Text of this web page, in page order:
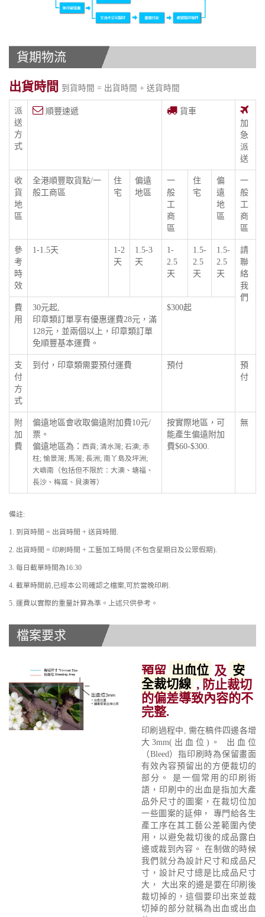
貨期物流
出貨時間 到貨時間 = 出貨時間 + 送貨時間
派
送
方
式
順豐速遞
貨車
加
急
派
送
收
貨
地
區
全港順豐取貨點/一
般工商區
住
宅
偏遠
地區
一
般
工
商
區
住
宅
偏
遠
地
區
一
般
工
商
區
參
考
時
效
1-1.5天
1-2
天
1.5-3
天
1-
2.5
天
1.5-
2.5
天
1.5-
2.5
天
請
聯
絡
我
們
費
用
30元起,
印章類訂單享有優惠運費28元，滿
128元，並兩個以上，印章類訂單
免順豐基本運費。
$300起
支
付
方
式
到付，印章類需要預付運費 預付
預
付
附
加
費
偏遠地區會收取偏遠附加費10元/
票。
偏遠地區為： 西貢; 清水灣; 石澳; 赤
柱; 愉景灣; 馬灣; 長洲; 南丫島及坪洲;
大嶼南（包括但不限於：大澳、塘福、
長沙、梅窩、貝澳等）
按實際地區，可
能產生偏遠附加
費$60-$300.
無
備註:
1. 到貨時間 = 出貨時間 + 送貨時間.
2. 出貨時間 = 印刷時間 + 工藝加工時間 (不包含星期日及公眾假期).
3. 每日截單時間為16:30
4. 截單時間前,已經本公司確認之檔案,可於當晚印刷.
5. 運費以實際的重量計算為準。上述只供參考。
檔案要求
預留 出血位 及 安
全裁切線, 防止裁切
的偏差導致內容的不
完整.
印刷過程中, 需在稿件四邊各增
大3mm(出血位)。 出血位
（Bleed）指印刷時為保留畫面
有效內容預留出的方便裁切的
部分。 是一個常用的印刷術
語，印刷中的出血是指加大產
品外尺寸的圖案，在裁切位加
一些圖案的延伸， 專門給各生
產工序在其工藝公差範圍內使
用，以避免裁切後的成品露白
邊或裁到內容。 在制做的時候
我們就分為設計尺寸和成品尺
寸，設計尺寸總是比成品尺寸
大， 大出來的邊是要在印刷後
裁切掉的，這個要印出來並裁
切掉的部分就稱為出血或出血